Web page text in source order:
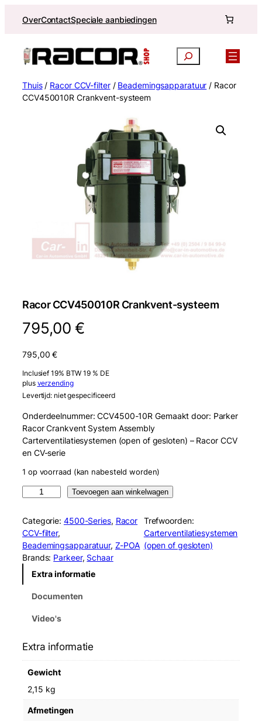
inhoud
OverContactSpeciale aanbiedingen
Zoekopdracht
Thuis/ Racor CCV-filter/ Beademingsapparatuur / Racor
CCV450010R Crankvent-systeem
Racor CCV450010R Crankvent-systeem
795,00€
795,00€
Inclusief 19% BTW 19 % DE
plus verzending
Levertijd: niet gespecificeerd
Onderdeelnummer: CCV4500-10R Gemaakt door: Parker
Racor Crankvent System Assembly
Carterventilatiesystemen (open of gesloten) – Racor CCV
en CV-serie
1 op voorraad (kan nabesteld worden)
c
o
r
C
C
0
R
a
Toevoegen aan winkelwagen
Categorie: 4500-Series, Racor
CCV-filter
Beademingsapparatuur, Z-POA
Trefwoorden:
Carterventilatiesystemen
(open of gesloten)
Brands: Parkeer, Schaar
Extra informatie
Documenten
Video's
Extra informatie
Gewicht
2,15 kg
Afmetingen